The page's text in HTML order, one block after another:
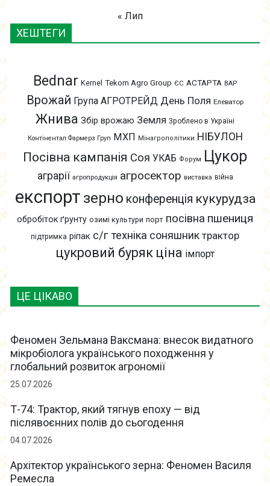
ЦЕ ЦІКАВО
Феномен Зельмана Ваксмана: внесок видатного
мікробіолога українського походження у
глобальний розвиток агрономії
25.07.2026
Т-74: Трактор, який тягнув епоху — від
післявоєнних полів до сьогодення
04.07.2026
Архітектор українського зерна: Феномен Василя
Ремесла
« Лип
ХЕШТЕГИ
Bednar Kernel Tekom Agro Group ЄС АСТАРТА ВАР
Врожай Група АГРОТРЕЙД День Поля Елеватор
Жнива Збір врожаю Земля Зроблено в Україні
Контінентал Фармерз Груп МХП Мінагрополітики НІБУЛОН
Посівна кампанія Соя УКАБ Форум Цукор
аграрії агропродукція агросектор виставка війна
експорт зерно конференція кукурудза
обробіток ґрунту озимі культури порт посівна пшениця
підтримка ріпак с/г техніка соняшник трактор
цукровий буряк ціна імпорт